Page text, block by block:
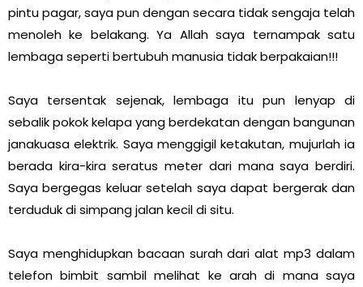
pintu pagar, saya pun dengan secara tidak sengaja telah
menoleh ke belakang. Ya Allah saya ternampak satu
lembaga seperti bertubuh manusia tidak berpakaian!!!
Saya tersentak sejenak, lembaga itu pun lenyap di
sebalik pokok kelapa yang berdekatan dengan bangunan
janakuasa elektrik. Saya menggigil ketakutan, mujurlah ia
berada kira-kira seratus meter dari mana saya berdiri.
Saya bergegas keluar setelah saya dapat bergerak dan
terduduk di simpang jalan kecil di situ.
Saya menghidupkan bacaan surah dari alat mp3 dalam
telefon bimbit sambil melihat ke arah di mana saya